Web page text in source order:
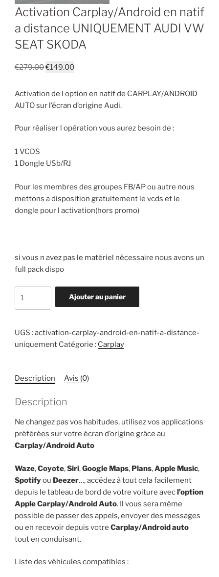
Activation Carplay/Android en natif
a distance UNIQUEMENT AUDI VW
SEAT SKODA
€279.00Le
initial
était :
€149.00Le
actuel
est :
Activation de l option en natif de CARPLAY/ANDROID
AUTO sur l’écran d’origine Audi.
Pour réaliser l opération vous aurez besoin de :
1 VCDS
1 Dongle USb/RJ
Pour les membres des groupes FB/AP ou autre nous
mettons a disposition gratuitement le vcds et le
dongle pour l activation(hors promo)
si vous n avez pas le matériel nécessaire nous avons un
full pack dispo
natif
distance
UNIQUEMENT
AUDI
SEAT
SKODA
Ajouter au panier
UGS :activation-carplay-android-en-natif-a-distance-
uniquement Catégorie : Carplay
Description Avis (0)
Description
Ne changez pas vos habitudes, utilisez vos applications
préférées sur votre écran d’origine grâce au
Carplay/Android Auto
Waze,Coyote,Siri,Google Maps, Plans,Apple Music,
Spotifyou Deezer…, accédez à tout cela facilement
depuis le tableau de bord de votre voiture avecl’option
Apple Carplay/Android Auto. Il vous sera même
possible de passer des appels, envoyer des messages
ou en recevoir depuis votre Carplay/Android auto
tout en conduisant.
Liste des véhicules compatibles :